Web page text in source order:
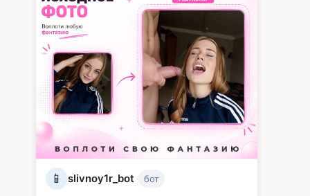
📱 slivnoy1r_bot бот